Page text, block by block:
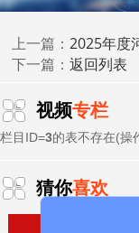
定、省市重点实验
小企业
、专精特新
请、研发费用加计
果评价、科技成果转
时获取最新科技项
上一篇： 2025年度河
下一篇：返回列表
视频专栏
栏目ID=3的表不存在(操
猜你喜欢